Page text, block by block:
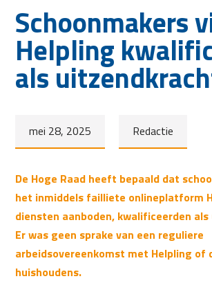
Schoonmakers
Helpling
als
mei 28, 2025 Redactie
De Hoge Raad heeft bepaald dat
het inmiddels failliete onlineplatform
diensten aanboden, kwalificeerden
Er was geen sprake van een reguliere
arbeidsovereenkomst met Helpling of
huishoudens.